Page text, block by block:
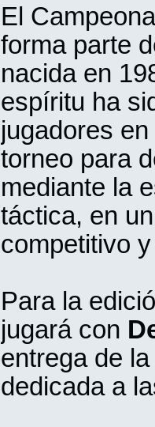
El
forma parte
nacida en
espíritu ha
jugadores
torneo para
mediante la
táctica, en
competitivo
Para la
jugará con
entrega de
dedicada a